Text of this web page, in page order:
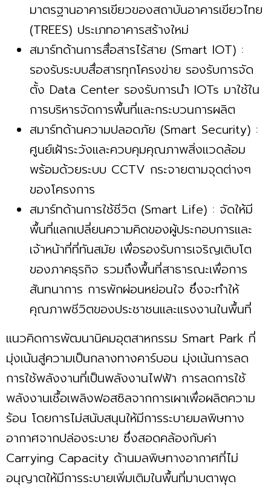
มาตรฐานอาคารเขียวของสถาบันอาคารเขียวไทย
(TREES) ประเภทอาคารสร้างใหม่
สมาร์ทด้านการสื่อสารไร้สาย (Smart IOT) :
รองรับระบบสื่อสารทุกโครงข่าย รองรับการจัด
ตั้ง Data Center รองรับการนำ IOTs มาใช้ใน
การบริหารจัดการพื้นที่และกระบวนการผลิต
สมาร์ทด้านความปลอดภัย (Smart Security) :
ศูนย์เฝ้าระวังและควบคุมคุณภาพสิ่งแวดล้อม
พร้อมด้วยระบบ CCTV กระจายตามจุดต่างๆ
ของโครงการ
สมาร์ทด้านการใช้ชีวิต (Smart Life) : จัดให้มี
พื้นที่แลกเปลี่ยนความคิดของผู้ประกอบการและ
เจ้าหน้าที่ที่ทันสมัย เพื่อรองรับการเจริญเติบโต
ของภาคธุรกิจ รวมถึงพื้นที่สาธารณะเพื่อการ
สันทนาการ การพักผ่อนหย่อนใจ ซึ่งจะทำให้
คุณภาพชีวิตของประชาชนและแรงงานในพื้นที่
แนวคิดการพัฒนานิคมอุตสาหกรรม Smart Park ที่
มุ่งเน้นสู่ความเป็นกลางทางคาร์บอน มุ่งเน้นการลด
การใช้พลังงานที่เป็นพลังงานไฟฟ้า การลดการใช้
พลังงานเชื้อเพลิงฟอสซิลจากการเผาเพื่อผลิตความ
ร้อน โดยการไม่สนับสนุนให้มีการระบายมลพิษทาง
อากาศจากปล่องระบาย ซึ่งสอดคล้องกับค่า
Carrying Capacity ด้านมลพิษทางอากาศที่ไม่
อนุญาตให้มีการระบายเพิ่มเติมในพื้นที่มาบตาพุด